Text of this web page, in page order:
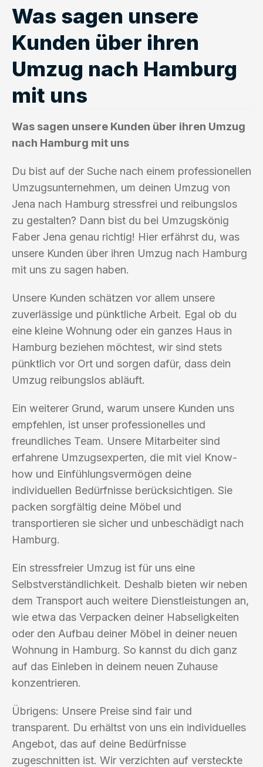
Was sagen unsere
Kunden über ihren
Umzug nach Hamburg
mit uns
Was sagen unsere Kunden über ihren Umzug
nach Hamburg mit uns
Du bist auf der Suche nach einem professionellen
Umzugsunternehmen, um deinen Umzug von
Jena nach Hamburg stressfrei und reibungslos
zu gestalten? Dann bist du bei Umzugskönig
Faber Jena genau richtig! Hier erfährst du, was
unsere Kunden über ihren Umzug nach Hamburg
mit uns zu sagen haben.
Unsere Kunden schätzen vor allem unsere
zuverlässige und pünktliche Arbeit. Egal ob du
eine kleine Wohnung oder ein ganzes Haus in
Hamburg beziehen möchtest, wir sind stets
pünktlich vor Ort und sorgen dafür, dass dein
Umzug reibungslos abläuft.
Ein weiterer Grund, warum unsere Kunden uns
empfehlen, ist unser professionelles und
freundliches Team. Unsere Mitarbeiter sind
erfahrene Umzugsexperten, die mit viel Know-
how und Einfühlungsvermögen deine
individuellen Bedürfnisse berücksichtigen. Sie
packen sorgfältig deine Möbel und
transportieren sie sicher und unbeschädigt nach
Hamburg.
Ein stressfreier Umzug ist für uns eine
Selbstverständlichkeit. Deshalb bieten wir neben
dem Transport auch weitere Dienstleistungen an,
wie etwa das Verpacken deiner Habseligkeiten
oder den Aufbau deiner Möbel in deiner neuen
Wohnung in Hamburg. So kannst du dich ganz
auf das Einleben in deinem neuen Zuhause
konzentrieren.
Übrigens: Unsere Preise sind fair und
transparent. Du erhältst von uns ein individuelles
Angebot, das auf deine Bedürfnisse
zugeschnitten ist. Wir verzichten auf versteckte